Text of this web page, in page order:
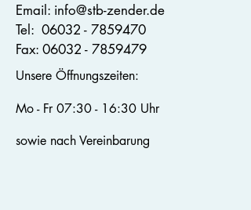
Email: info@stb-zender.de
Tel: 06032 - 7859470
Fax: 06032 - 7859479
Unsere Öffnungszeiten:
Mo - Fr 07:30 - 16:30 Uhr
sowie nach Vereinbarung